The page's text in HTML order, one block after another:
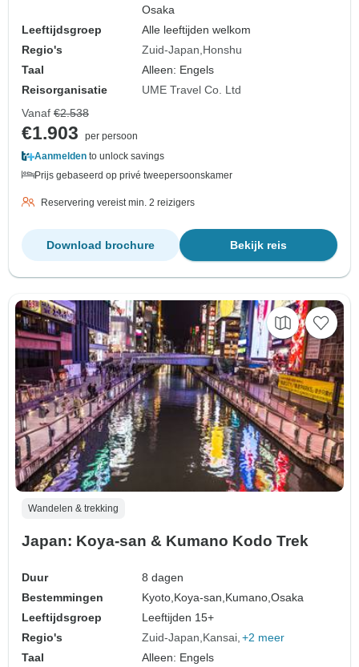
Osaka
Leeftijdsgroep
Alle leeftijden welkom
Regio's
Zuid-Japan Honshu
Taal
Alleen: Engels
Reisorganisatie
UME Travel Co. Ltd
Vanaf €2.538
€1.903
per persoon
Aanmelden to unlock savings
Prijs gebaseerd op privé tweepersoonskamer
Reservering vereist min. 2 reizigers
Bekijk reis
Download brochure
Wandelen & trekking
Japan: Koya-san & Kumano Kodo Trek
Duur
8 dagen
Bestemmingen
Kyoto,Koya-san,Kumano,Osaka
Leeftijdsgroep
Leeftijden 15+
Regio's
Zuid-Japan Kansai +2 meer
Taal
Alleen: Engels